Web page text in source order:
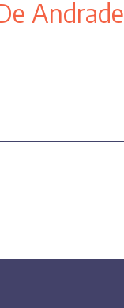
Andrade